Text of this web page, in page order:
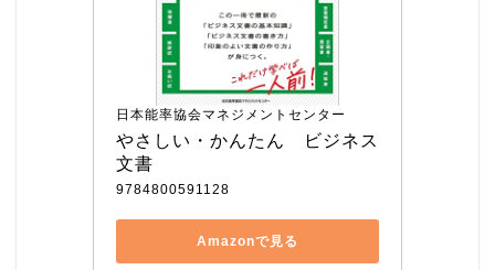
日本能率協会マネジメントセンター
やさしい・かんたん　ビジネス
文書
9784800591128
Amazonで見る